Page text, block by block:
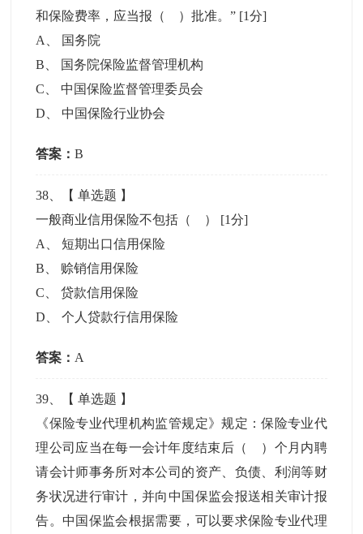
和保险费率，应当报（ ）批准。” [1分]
A
国务院
B
国务院保险监督管理机构
C
中国保险监督管理委员会
D
中国保险行业协会
答案：B
38 、【单选题 】
一般商业信用保险不包括（ ） [1分]
A
、短期出口信用保险
B
赊销信用保险
C 、贷款信用保险
D 、个人贷款行信用保险
答案： A
39 、【单选题 】
《保险专业代理机构监管规定》规定：保险专业代
理公司应当在每一会计年度结束后（ ）个月内聘
请会计师事务所对本公司的资产、负债、利润等财
务状况进行审计，并向中国保监会报送相关审计报
告。中国保监会根据需要，可以要求保险专业代理